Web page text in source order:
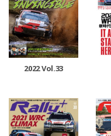
2022 Vol.33